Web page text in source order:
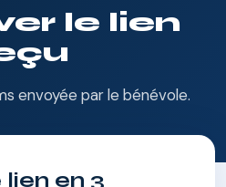
le lien
envoyée par le bénévole.
lien en 3